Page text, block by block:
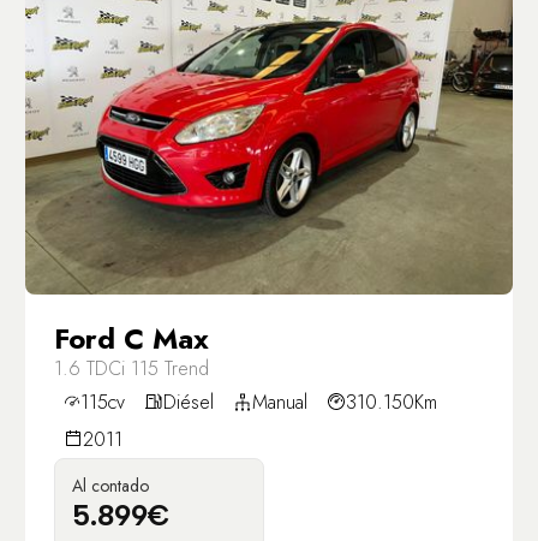
Ford C Max
1.6 TDCi 115 Trend
115cv
Diésel Manual
310.150Km
2011
Al contado
5.899€